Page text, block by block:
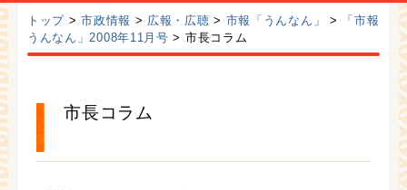
トップ >市政情報 > 広報・広聴 > 市報「うんなん」 >
「市報
うんなん」2008年11月号 > 市長コラム
市長コラム